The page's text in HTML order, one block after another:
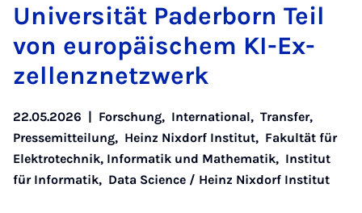
Uni­ver­si­tät Pa­der­born Teil
von eu­ro­pä­i­schem KI-Ex­
zel­lenz­netz­werk
22.05.2026 | Forschung, International, Transfer,
Pressemitteilung, Heinz Nixdorf Institut, Fakultät für
Elektrotechnik, Informatik und Mathematik, Institut
für Informatik, Data Science / Heinz Nixdorf Institut